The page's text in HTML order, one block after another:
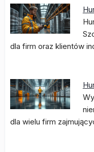
dla firm oraz klientów
dla wielu firm